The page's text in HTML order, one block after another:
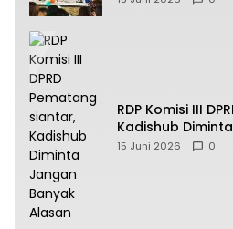
RDP Komisi III
Kadishub
Alasan
15 Juni 2026 0